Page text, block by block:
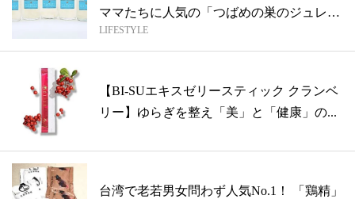
ママたちに人気の「つばめの巣のジュレ」
はい...
LIFESTYLE
【BI-SUエキスゼリースティック クランベ
リー】ゆらぎを整え「美」と「健康」の...
台湾で老若男女問わず人気No.1！ 「鶏精」